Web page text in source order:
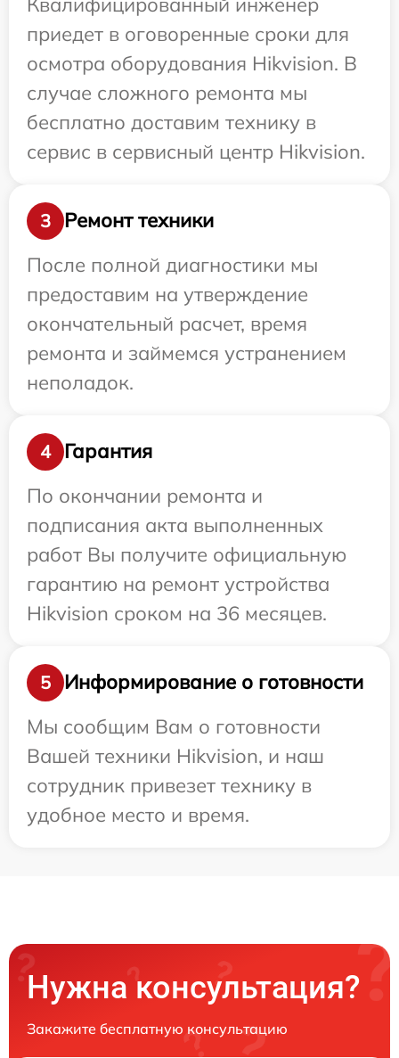
приедет в оговоренные сроки для
осмотра оборудования Hikvision. В
случае сложного ремонта мы
бесплатно доставим технику в
сервис в сервисный центр Hikvision.
3
Ремонт техники
После полной диагностики мы
предоставим на утверждение
окончательный расчет, время
ремонта и займемся устранением
неполадок.
4
Гарантия
По окончании ремонта и
подписания акта выполненных
работ Вы получите официальную
гарантию на ремонт устройства
Hikvision сроком на 36 месяцев.
5
Информирование о готовности
Мы сообщим Вам о готовности
Вашей техники Hikvision, и наш
сотрудник привезет технику в
удобное место и время.
Нужна консультация?
Закажите бесплатную консультацию